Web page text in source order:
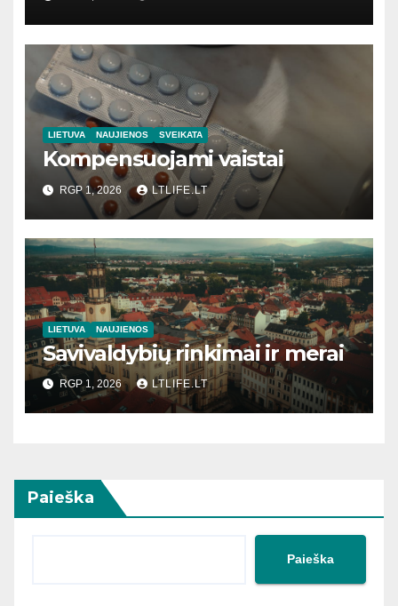
LIETUVA NAUJIENOS SVEIKATA
Kompensuojami vaistai
RGP 1, 2026 LTLIFE.LT
LIETUVA NAUJIENOS
Savivaldybių rinkimai ir merai
RGP 1, 2026 LTLIFE.LT
Paieška
Paieška